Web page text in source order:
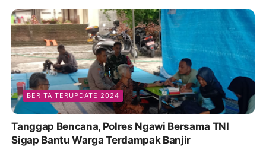
BERITA TERUPDATE 2024
Tanggap Bencana, Polres Ngawi Bersama TNI
Sigap Bantu Warga Terdampak Banjir